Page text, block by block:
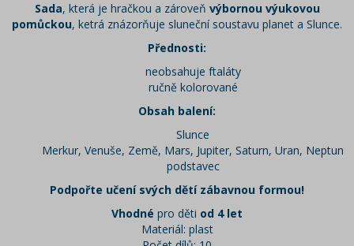
Sada, která je hračkou a zároveň výbornou výukovou
pomůckou, ketrá znázorňuje sluneční soustavu planet a Slunce.
Přednosti:
neobsahuje ftaláty
ručně kolorované
Obsah balení:
Slunce
Merkur, Venuše, Země, Mars, Jupiter, Saturn, Uran, Neptun
podstavec
Podpořte učení svých dětí zábavnou formou!
Vhodné pro děti od 4 let
Materiál: plast